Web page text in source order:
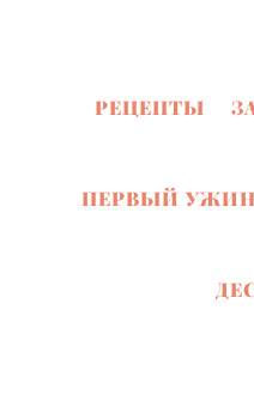
РЕЦЕПТЫ
ПЕРВЫЙ УЖИН